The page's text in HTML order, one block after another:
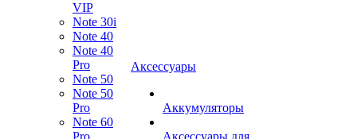
VIP
Note 30i
Note 40
Note 40
Pro
Note 50
Note 50
Pro
Note 60
Pro
Аксессуары
Аккумуляторы
Аксессуары для